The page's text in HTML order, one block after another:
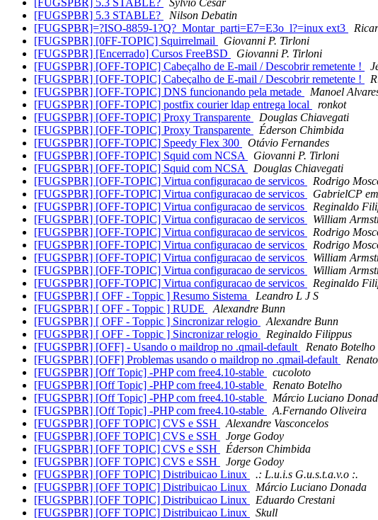
[FUGSPBR] 5.3 STABLE?
Sylvio Cesar
[FUGSPBR] 5.3 STABLE?
Nilson Debatin
[FUGSPBR]=?ISO-8859-1?Q?_Montar_parti=E7=E3o_l?=inux ext3
[FUGSPBR] [0FF-TOPIC] Squirrelmail
Giovanni P. Tirloni
[FUGSPBR] [Encerrado] Cursos FreeBSD
Giovanni P. Tirloni
[FUGSPBR] [OFF-TOPIC] Cabeçalho de E-mail / Descobrir remetente !
[FUGSPBR] [OFF-TOPIC] Cabeçalho de E-mail / Descobrir remetente !
[FUGSPBR] [OFF-TOPIC] DNS funcionando pela metade
Manoel
[FUGSPBR] [OFF-TOPIC] postfix courier ldap entrega local
ronkot
[FUGSPBR] [OFF-TOPIC] Proxy Transparente
Douglas Chiavegati
[FUGSPBR] [OFF-TOPIC] Proxy Transparente
Éderson Chimbida
[FUGSPBR] [OFF-TOPIC] Speedy Flex 300
Otávio Fernandes
[FUGSPBR] [OFF-TOPIC] Squid com NCSA
Giovanni P. Tirloni
[FUGSPBR] [OFF-TOPIC] Squid com NCSA
Douglas Chiavegati
[FUGSPBR] [OFF-TOPIC] Virtua configuracao de servicos
Rodrigo
[FUGSPBR] [OFF-TOPIC] Virtua configuracao de servicos
GabrielCP
[FUGSPBR] [OFF-TOPIC] Virtua configuracao de servicos
Reginaldo
[FUGSPBR] [OFF-TOPIC] Virtua configuracao de servicos
William
[FUGSPBR] [OFF-TOPIC] Virtua configuracao de servicos
Rodrigo
[FUGSPBR] [OFF-TOPIC] Virtua configuracao de servicos
Rodrigo
[FUGSPBR] [OFF-TOPIC] Virtua configuracao de servicos
William
[FUGSPBR] [OFF-TOPIC] Virtua configuracao de servicos
William
[FUGSPBR] [OFF-TOPIC] Virtua configuracao de servicos
Reginaldo
[FUGSPBR] [ OFF - Toppic ] Resumo Sistema
Leandro L J S
[FUGSPBR] [ OFF - Toppic ] RUDE
Alexandre Bunn
[FUGSPBR] [ OFF - Toppic ] Sincronizar relogio
Alexandre Bunn
[FUGSPBR] [ OFF - Toppic ] Sincronizar relogio
Reginaldo Filippus
[FUGSPBR] [OFF] - Usando o maildrop no .qmail-default
Renato Botelho
[FUGSPBR] [OFF] Problemas usando o maildrop no .qmail-default
[FUGSPBR] [Off Topic] -PHP com free4.10-stable
cucoloto
[FUGSPBR] [Off Topic] -PHP com free4.10-stable
Renato Botelho
[FUGSPBR] [Off Topic] -PHP com free4.10-stable
Márcio Luciano
[FUGSPBR] [Off Topic] -PHP com free4.10-stable
A.Fernando Oliveira
[FUGSPBR] [OFF TOPIC] CVS e SSH
Alexandre Vasconcelos
[FUGSPBR] [OFF TOPIC] CVS e SSH
Jorge Godoy
[FUGSPBR] [OFF TOPIC] CVS e SSH
Éderson Chimbida
[FUGSPBR] [OFF TOPIC] CVS e SSH
Jorge Godoy
[FUGSPBR] [OFF TOPIC] Distribuicao Linux
.: L.u.i.s G.u.s.t.a.v.o :.
[FUGSPBR] [OFF TOPIC] Distribuicao Linux
Márcio Luciano Donada
[FUGSPBR] [OFF TOPIC] Distribuicao Linux
Eduardo Crestani
[FUGSPBR] [OFF TOPIC] Distribuicao Linux
Skull